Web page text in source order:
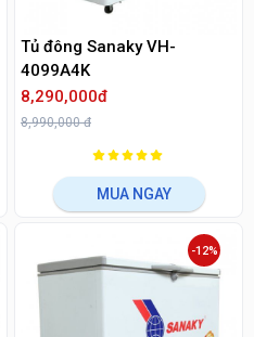
Tủ đông Sanaky VH-
4099A4K
8,290,000đ
8,990,000 đ
MUA NGAY
-12%